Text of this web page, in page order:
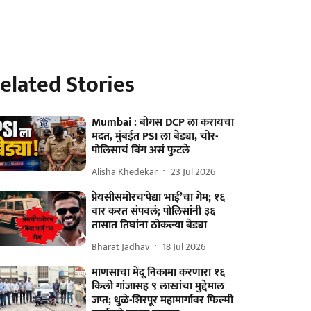
Stories
Mumbai : बोगस DCP ला करायचा
मदत, मुंबईत PSI ला बेड्या, चोर-
पोलिसाचं बिंग असं फुटले
Alisha Khedekar 23 Jul 2026
प्रेयसीसमोरच'पेंद्या भाई’चा गेम; १६
वार करत संपवलं; पोलिसांनी ३६
तासात तिघांना ठोकल्या बेड्या
Bharat Jadhav 18 Jul 2026
माणसाचा मेंदू निकामा करणारा १६
किलो गांजासह ९ लाखांचा मुद्देमाल
जप्त; धुळे-शिरपूर महामार्गावर फिल्मी